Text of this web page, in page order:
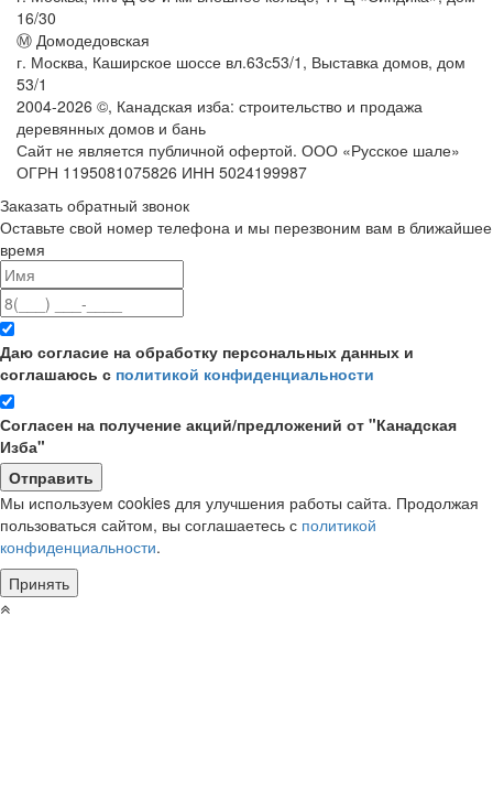
16/30
Ⓜ Домодедовская
г. Москва, Каширское шоссе вл.63с53/1, Выставка домов, дом
53/1
2004-2026 ©, Канадская изба: строительство и продажа
деревянных домов и бань
Сайт не является публичной офертой. ООО «Русское шале»
ОГРН 1195081075826 ИНН 5024199987
Заказать обратный звонок
Оставьте свой номер телефона и мы перезвоним вам в ближайшее
время
Даю согласие на обработку персональных данных и
соглашаюсь с политикой конфиденциальности
Согласен на получение акций/предложений от "Канадская
Изба"
Мы используем cookies для улучшения работы сайта. Продолжая
пользоваться сайтом, вы соглашаетесь с политикой
конфиденциальности.
Принять